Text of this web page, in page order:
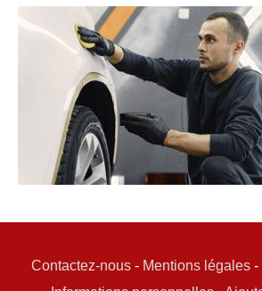
Contactez-nous- Mentions légales-